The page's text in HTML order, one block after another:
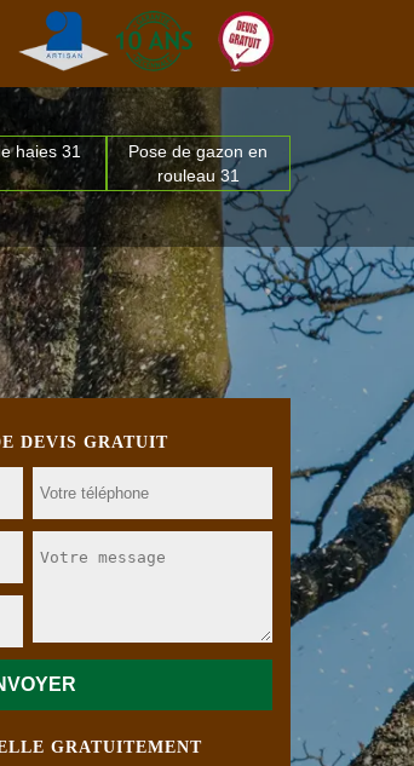
haies 31
Pose de gazon en
rouleau 31
DEVIS GRATUIT
GRATUITEMENT